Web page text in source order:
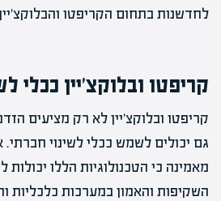
לחדשנות בתחום הקריפטו
קריפטו ובלוקצ'יין ככלי
קריפטו ובלוקצ'יין לא רק מציעים
גם יכולים לשמש ככלי לשינוי חברתי.
מאמינה כי הטכנולוגיות הללו יכולות
השקיפות והאמון במערכות כלכליות